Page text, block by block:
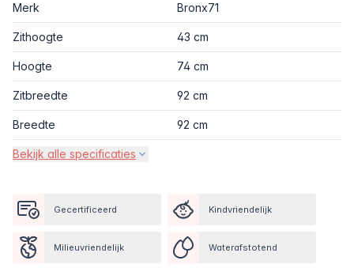
Merk Bronx71
Zithoogte 43 cm
Hoogte 74 cm
Zitbreedte 92 cm
Breedte 92 cm
Bekijk alle specificaties
Gecertificeerd Kindvriendelijk
Milieuvriendelijk Waterafstotend